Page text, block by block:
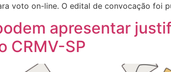
voto on-line. O edital de convocação foi
apresentar
CRMV-SP